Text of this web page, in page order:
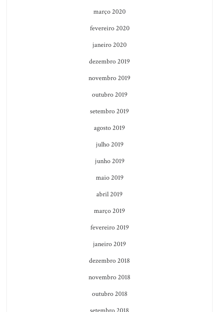
março 2020
fevereiro 2020
janeiro 2020
dezembro 2019
novembro 2019
outubro 2019
setembro 2019
agosto 2019
julho 2019
junho 2019
maio 2019
abril 2019
março 2019
fevereiro 2019
janeiro 2019
dezembro 2018
novembro 2018
outubro 2018